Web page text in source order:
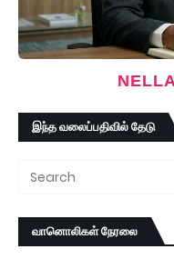
இந்த வலைப்பதிவில் தேடு
வானொலிகள் நேரலை